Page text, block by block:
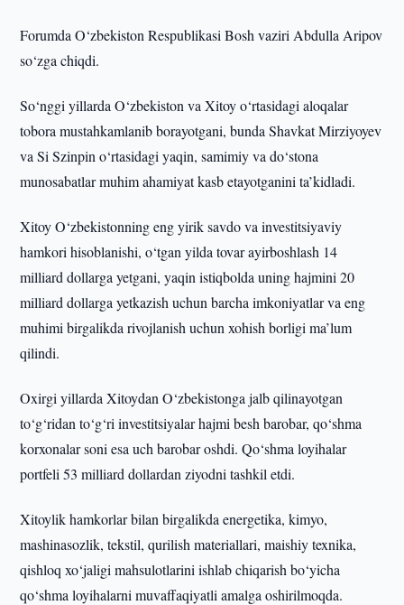
Forumda O‘zbekiston Respublikasi Bosh vaziri Abdulla Aripov
so‘zga chiqdi.
So‘nggi yillarda O‘zbekiston va Xitoy o‘rtasidagi aloqalar
tobora mustahkamlanib borayotgani, bunda Shavkat Mirziyoyev
va Si Szinpin o‘rtasidagi yaqin, samimiy va do‘stona
munosabatlar muhim ahamiyat kasb etayotganini ta’kidladi.
Xitoy O‘zbekistonning eng yirik savdo va investitsiyaviy
hamkori hisoblanishi, o‘tgan yilda tovar ayirboshlash 14
milliard dollarga yetgani, yaqin istiqbolda uning hajmini 20
milliard dollarga yetkazish uchun barcha imkoniyatlar va eng
muhimi birgalikda rivojlanish uchun xohish borligi ma’lum
qilindi.
Oxirgi yillarda Xitoydan O‘zbekistonga jalb qilinayotgan
to‘g‘ridan to‘g‘ri investitsiyalar hajmi besh barobar, qo‘shma
korxonalar soni esa uch barobar oshdi. Qo‘shma loyihalar
portfeli 53 milliard dollardan ziyodni tashkil etdi.
Xitoylik hamkorlar bilan birgalikda energetika, kimyo,
mashinasozlik, tekstil, qurilish materiallari, maishiy texnika,
qishloq xo‘jaligi mahsulotlarini ishlab chiqarish bo‘yicha
qo‘shma loyihalarni muvaffaqiyatli amalga oshirilmoqda.